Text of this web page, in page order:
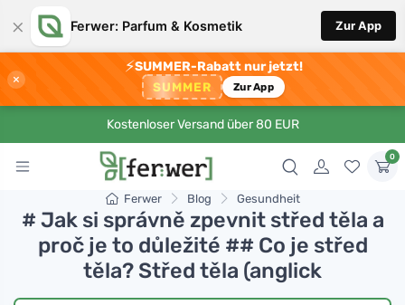
× Ferwer: Parfum & Kosmetik Zur App
×
⚡SUMMER-Rabatt nur jetzt!
SUMMER Zur App
Kostenloser Versand über 80 EUR
0
Ferwer Blog Gesundheit
# Jak si správně zpevnit střed těla a
proč je to důležité ## Co je střed
těla? Střed těla (anglick